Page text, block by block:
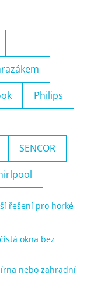
Philips
SENCOR
řešení pro horké
okna bez
nebo zahradní